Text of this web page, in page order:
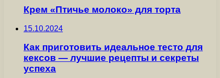
Крем «Птичье молоко» для торта
15.10.2024
Как приготовить идеальное тесто для
кексов — лучшие рецепты и секреты
успеха